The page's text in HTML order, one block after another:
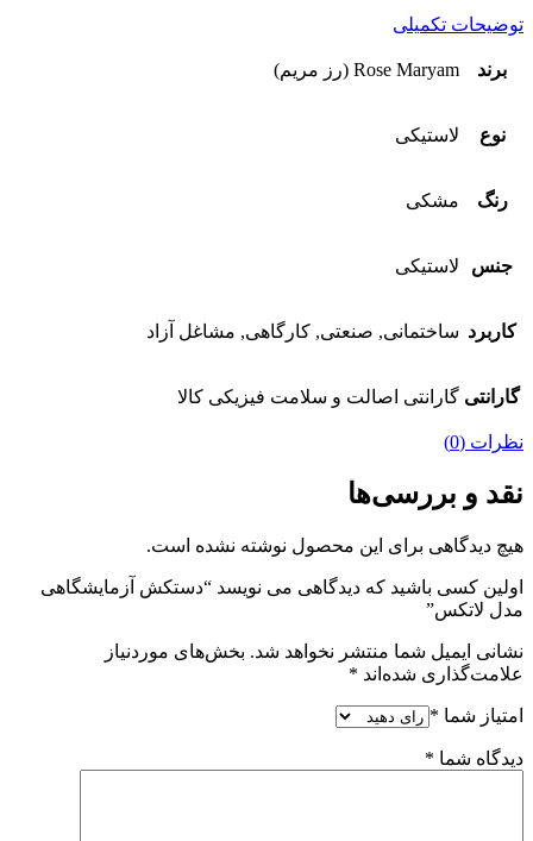
توضیحات تکمیلی
برند Rose Maryam (رز مریم)
نوع لاستیکی
رنگ مشکی
جنس لاستیکی
کاربرد ساختمانی, صنعتی, کارگاهی, مشاغل آزاد
گارانتی گارانتی اصالت و سلامت فیزیکی کالا
نظرات (0)
نقد و بررسی‌ها
هیچ دیدگاهی برای این محصول نوشته نشده است.
اولین کسی باشید که دیدگاهی می نویسد “دستکش آزمایشگاهی
مدل لاتکس”
نشانی ایمیل شما منتشر نخواهد شد. بخش‌های موردنیاز
علامت‌گذاری شده‌اند *
امتیاز شما *
دیدگاه شما *